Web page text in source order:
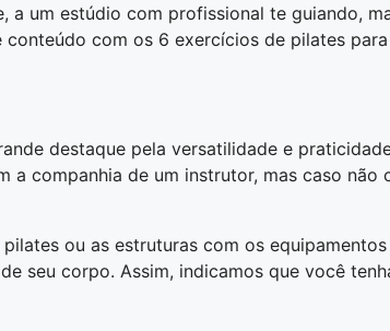
a um estúdio com profissional te guiando,
conteúdo com os 6 exercícios de pilates
destaque pela versatilidade e
companhia de um instrutor, mas caso
ou as estruturas com os
seu corpo. Assim, indicamos que você